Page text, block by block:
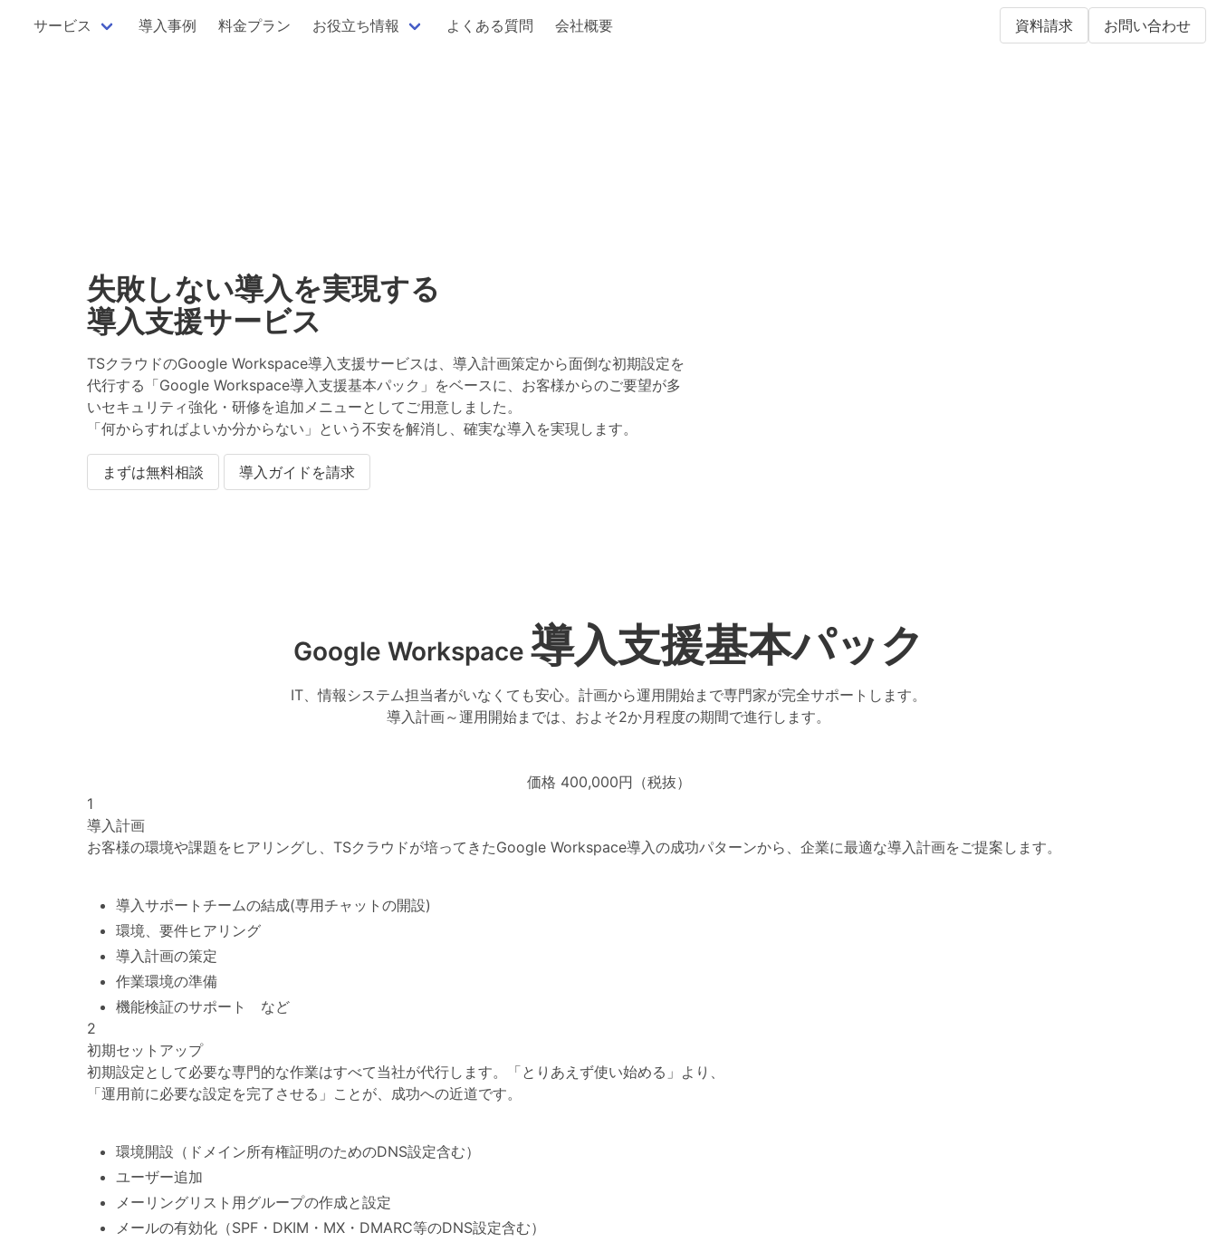
サービス 導入事例 料金プラン お役立ち情報 よくある質問 会社概要 資料請求 お問い合わせ
失敗しない導入を実現する
導入支援サービス
TSクラウドのGoogle Workspace導入支援サービスは、導入計画策定から面倒な初期設定を
代行する「Google Workspace導入支援基本パック」をベースに、お客様からのご要望が多
いセキュリティ強化・研修を追加メニューとしてご用意しました。
「何からすればよいか分からない」という不安を解消し、確実な導入を実現します。
まずは無料相談 導入ガイドを請求
Google Workspace 導入支援基本パック
IT、情報システム担当者がいなくても安心。計画から運用開始まで専門家が完全サポートします。
導入計画～運用開始までは、およそ2か月程度の期間で進行します。
価格 400,000円 （税抜）
1
導入計画
お客様の環境や課題をヒアリングし、TSクラウドが培ってきたGoogle Workspace導入の成功パターンから、企業に最適な導入計画をご提案します。
導入サポートチームの結成(専用チャットの開設)
環境、要件ヒアリング
導入計画の策定
作業環境の準備
機能検証のサポート など
2
初期セットアップ
初期設定として必要な専門的な作業はすべて当社が代行します。「とりあえず使い始める」より、
「運用前に必要な設定を完了させる」ことが、成功への近道です。
環境開設（ドメイン所有権証明のためのDNS設定含む）
ユーザー追加
メーリングリスト用グループの作成と設定
メールの有効化（SPF・DKIM・MX・DMARC等のDNS設定含む）